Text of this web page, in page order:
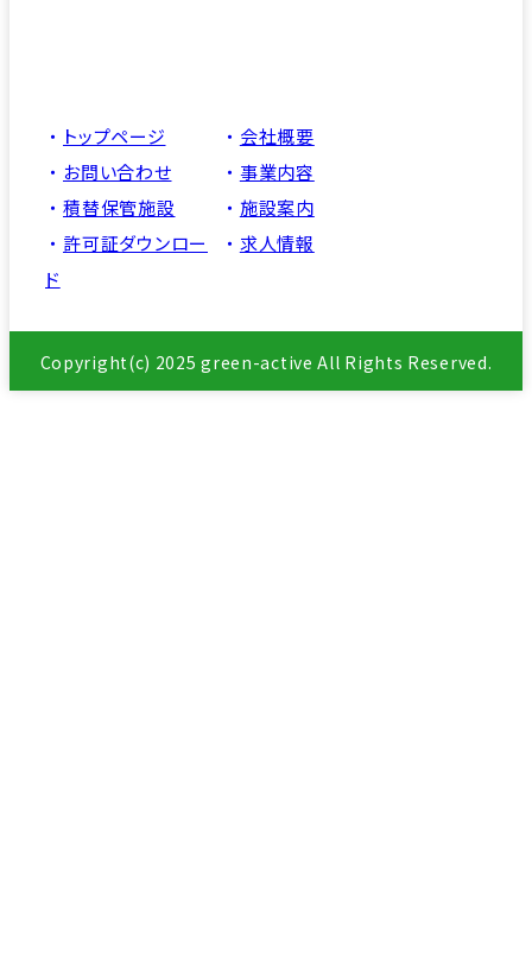
トップページ
会社概要
お問い合わせ
事業内容
積替保管施設
施設案内
許可証ダウンロー
ド
求人情報
Copyright(c) 2025 green-active All Rights Reserved.